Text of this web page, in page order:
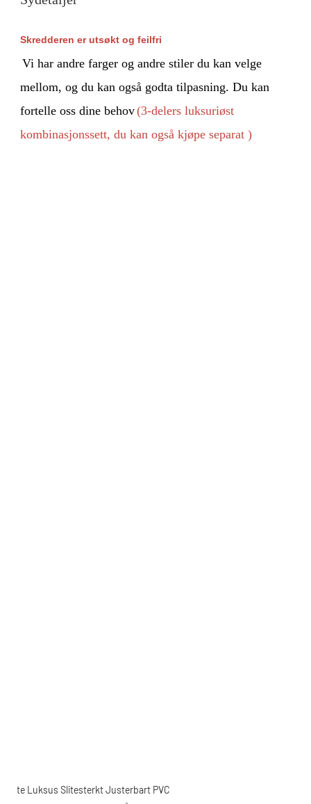
Skredderen er utsøkt og feilfri
Vi har andre farger og andre stiler du kan velge
mellom, og du kan også godta tilpasning. Du kan
fortelle oss dine behov
kombinasjonssett, du kan også kjøpe separat )